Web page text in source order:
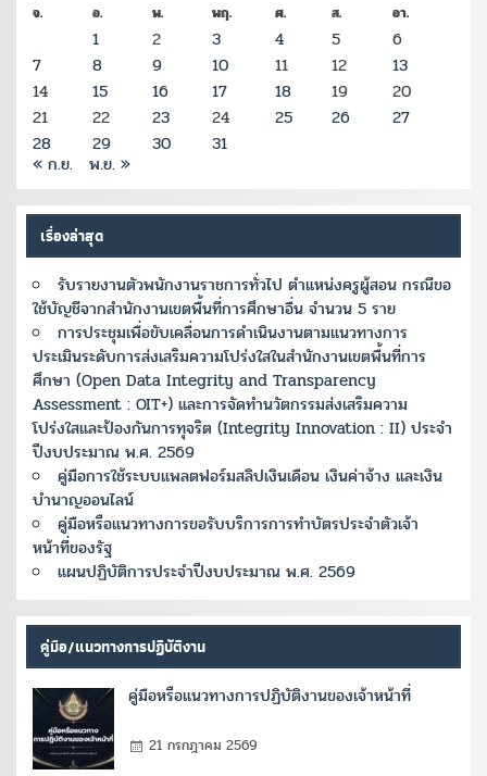
จ. อ. พ. พฤ. ศ. ส. อา.
1 2 3 4 5
6
7
8 9 10 11 12
13
14
15 16 17 18 19
20
21
22 23 24 25 26
27
28
29 30 31
« ก.ย. พ.ย. »
เรื่องล่าสุด
รับรายงานตัวพนักงานราชการทั่วไป ตำแหน่งครูผู้สอน กรณีขอ
ใช้บัญชีจากสำนักงานเขตพื้นที่การศึกษาอื่น จำนวน 5 ราย
การประชุมเพื่อขับเคลื่อนการดำเนินงานตามแนวทางการ
ประเมินระดับการส่งเสริมความโปร่งใสในสำนักงานเขตพื้นที่การ
ศึกษา (Open Data Integrity and Transparency
Assessment : OIT+) และการจัดทำนวัตกรรมส่งเสริมความ
โปร่งใสและป้องกันการทุจริต (Integrity Innovation : II) ประจำ
ปีงบประมาณ พ.ศ. 2569
คู่มือการใช้ระบบแพลตฟอร์มสลิปเงินเดือน เงินค่าจ้าง และเงิน
บำนาญออนไลน์
คู่มือหรือแนวทางการขอรับบริการการทำบัตรประจำตัวเจ้า
หน้าที่ของรัฐ
แผนปฏิบัติการประจำปีงบประมาณ พ.ศ. 2569
คู่มือ/แนวทางการปฏิบัติงาน
คู่มือหรือแนวทางการปฏิบัติงานของเจ้าหน้าที่
21 กรกฎาคม 2569